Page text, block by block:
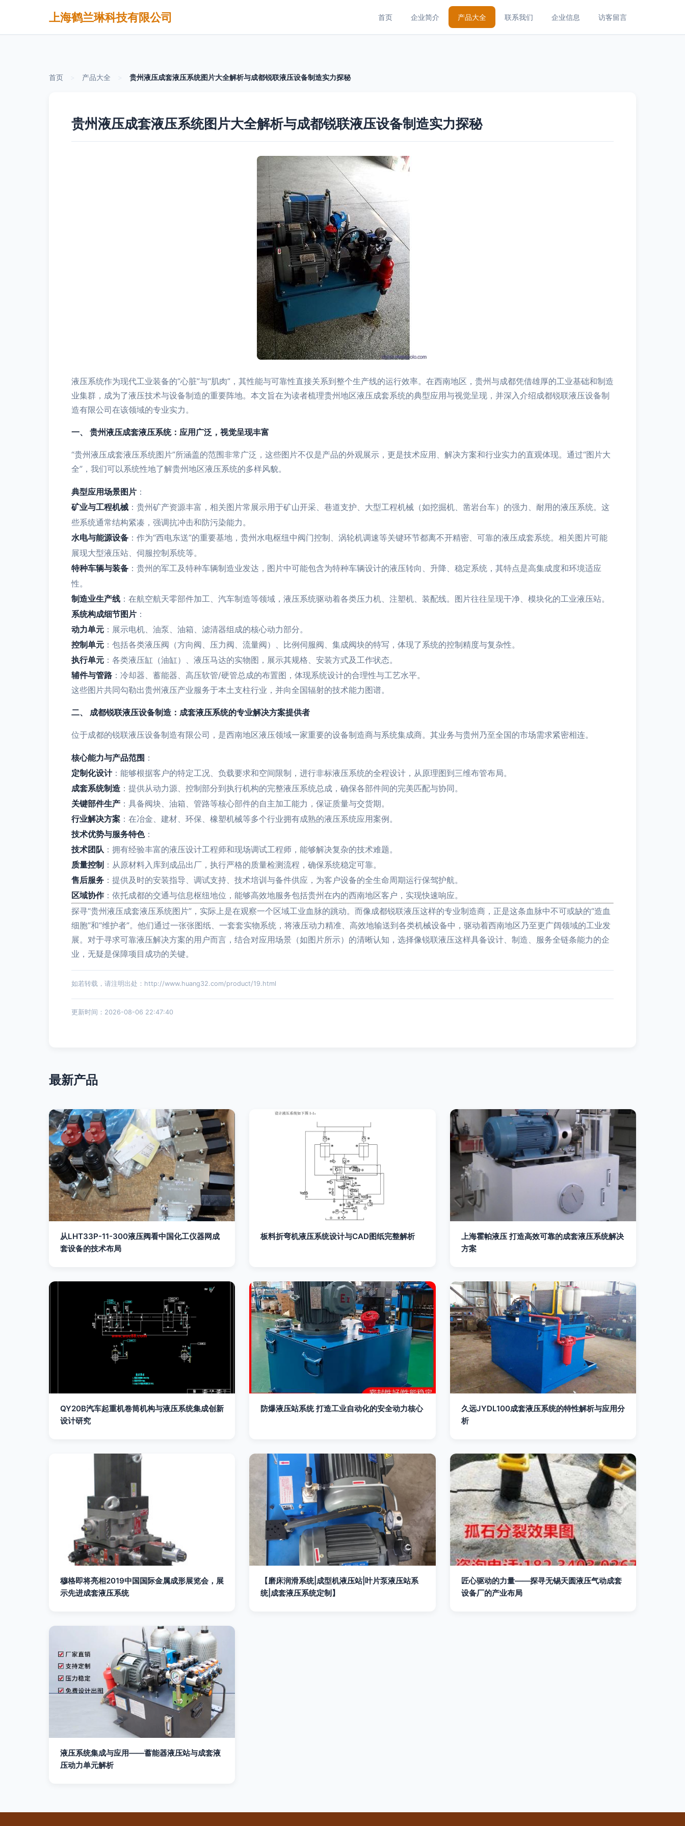
上海鹤兰琳科技有限公司 首页 企业简介 产品大全 联系我们 企业信息 访客留言
首页 产品大全 贵州液压成套液压系统图片大全解析与成都锐联液压设备制造实力探秘
贵州液压成套液压系统图片大全解析与成都锐联液压设备制造实力探秘
液压系统作为现代工业装备的“心脏”与“肌肉”，其性能与可靠性直接关系到整个生产线的运行效率。在西南地区，贵州与成都凭借雄厚的工业基础和制造
业集群，成为了液压技术与设备制造的重要阵地。本文旨在为读者梳理贵州地区液压成套系统的典型应用与视觉呈现，并深入介绍成都锐联液压设备制
造有限公司在该领域的专业实力。
一、 贵州液压成套液压系统：应用广泛，视觉呈现丰富
“贵州液压成套液压系统图片”所涵盖的范围非常广泛，这些图片不仅是产品的外观展示，更是技术应用、解决方案和行业实力的直观体现。通过“图片大
全”，我们可以系统性地了解贵州地区液压系统的多样风貌。
典型应用场景图片 ：
矿业与工程机械 ：贵州矿产资源丰富，相关图片常展示用于矿山开采、巷道支护、大型工程机械（如挖掘机、凿岩台车）的强力、耐用的液压系统。这
些系统通常结构紧凑，强调抗冲击和防污染能力。
水电与能源设备 ：作为“西电东送”的重要基地，贵州水电枢纽中阀门控制、涡轮机调速等关键环节都离不开精密、可靠的液压成套系统。相关图片可能
展现大型液压站、伺服控制系统等。
特种车辆与装备 ：贵州的军工及特种车辆制造业发达，图片中可能包含为特种车辆设计的液压转向、升降、稳定系统，其特点是高集成度和环境适应
性。
制造业生产线 ：在航空航天零部件加工、汽车制造等领域，液压系统驱动着各类压力机、注塑机、装配线。图片往往呈现干净、模块化的工业液压站。
系统构成细节图片 ：
动力单元 ：展示电机、油泵、油箱、滤清器组成的核心动力部分。
控制单元 ：包括各类液压阀（方向阀、压力阀、流量阀）、比例伺服阀、集成阀块的特写，体现了系统的控制精度与复杂性。
执行单元 ：各类液压缸（油缸）、液压马达的实物图，展示其规格、安装方式及工作状态。
辅件与管路 ：冷却器、蓄能器、高压软管/硬管总成的布置图，体现系统设计的合理性与工艺水平。
这些图片共同勾勒出贵州液压产业服务于本土支柱行业，并向全国辐射的技术能力图谱。
二、 成都锐联液压设备制造：成套液压系统的专业解决方案提供者
位于成都的锐联液压设备制造有限公司，是西南地区液压领域一家重要的设备制造商与系统集成商。其业务与贵州乃至全国的市场需求紧密相连。
核心能力与产品范围 ：
定制化设计：能够根据客户的特定工况、负载要求和空间限制，进行非标液压系统的全程设计，从原理图到三维布管布局。
成套系统制造 ：提供从动力源、控制部分到执行机构的完整液压系统总成，确保各部件间的完美匹配与协同。
关键部件生产 ：具备阀块、油箱、管路等核心部件的自主加工能力，保证质量与交货期。
行业解决方案 ：在冶金、建材、环保、橡塑机械等多个行业拥有成熟的液压系统应用案例。
技术优势与服务特色：
技术团队 ：拥有经验丰富的液压设计工程师和现场调试工程师，能够解决复杂的技术难题。
质量控制 ：从原材料入库到成品出厂，执行严格的质量检测流程，确保系统稳定可靠。
售后服务 ：提供及时的安装指导、调试支持、技术培训与备件供应，为客户设备的全生命周期运行保驾护航。
区域协作：依托成都的交通与信息枢纽地位，能够高效地服务包括贵州在内的西南地区客户，实现快速响应。
探寻“贵州液压成套液压系统图片”，实际上是在观察一个区域工业血脉的跳动。而像成都锐联液压这样的专业制造商，正是这条血脉中不可或缺的“造血
细胞”和“维护者”。他们通过一张张图纸、一套套实物系统，将液压动力精准、高效地输送到各类机械设备中，驱动着西南地区乃至更广阔领域的工业发
展。对于寻求可靠液压解决方案的用户而言，结合对应用场景（如图片所示）的清晰认知，选择像锐联液压这样具备设计、制造、服务全链条能力的企
业，无疑是保障项目成功的关键。
如若转载，请注明出处：http://www.huang32.com/product/19.html
更新时间：2026-08-06 22:47:40
最新产品
从LHT33P-11-300液压阀看中国化工仪器网成
套设备的技术布局
板料折弯机液压系统设计与CAD图纸完整解析
上海霍帕液压 打造高效可靠的成套液压系统解决
方案
QY20B汽车起重机卷筒机构与液压系统集成创新
设计研究
防爆液压站系统 打造工业自动化的安全动力核心
久远JYDL100成套液压系统的特性解析与应用分
析
穆格即将亮相2019中国国际金属成形展览会，展
示先进成套液压系统
【磨床润滑系统|成型机液压站|叶片泵液压站系
统|成套液压系统定制】
匠心驱动的力量——探寻无锡天圆液压气动成套
设备厂的产业布局
液压系统集成与应用——蓄能器液压站与成套液
压动力单元解析